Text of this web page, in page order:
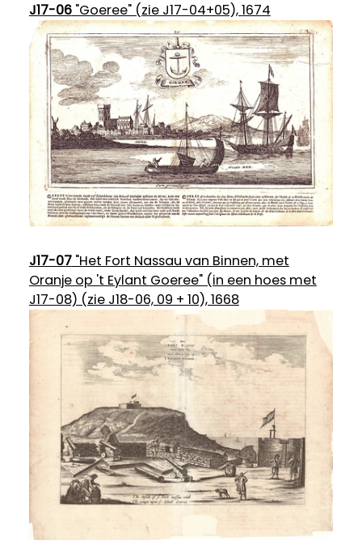
J17-06"Goeree" (zie J17-04+05), 1674
J17-07"Het Fort Nassau van Binnen, met
Oranje op 't Eylant Goeree" (in een hoes met
J17-08) (zie J18-06, 09 + 10), 1668